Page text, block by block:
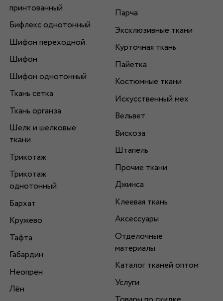
принтованный
Бифлекс однотонный
Шифон переходной
Шифон
Шифон однотонный
Ткань сетка
Ткань органза
Шелк и шелковые
ткани
Трикотаж
Трикотаж
однотонный
Бархат
Кружево
Тафта
Габардин
Неопрен
Лён
Парча
Эксклюзивные ткани
Курточная ткань
Пайетка
Костюмные ткани
Искусственный мех
Вельвет
Вискоза
Штапель
Прочие ткани
Джинса
Клеевая ткань
Аксессуары
Отделочные
материалы
Каталог тканей оптом
Услуги